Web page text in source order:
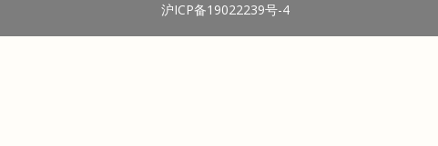
沪ICP备19022239号-4